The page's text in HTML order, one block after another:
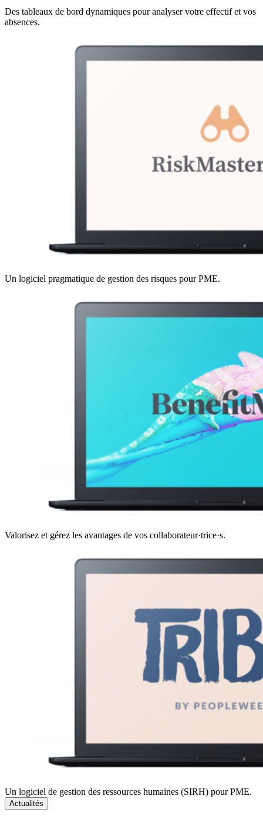
Des tableaux de bord dynamiques pour analyser votre effectif et vos
absences.
Un logiciel pragmatique de gestion des risques pour PME.
Valorisez et gérez les avantages de vos collaborateur·trice·s.
Un logiciel de gestion des ressources humaines (SIRH) pour PME.
Actualités